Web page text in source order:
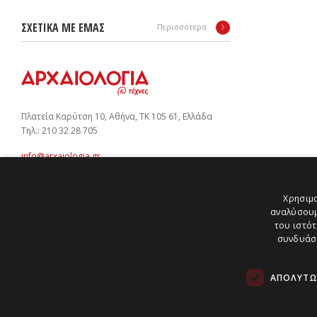
ΣΧΕΤΙΚΑ ΜΕ ΕΜΑΣ Περισσότερα
Πλατεία Καρύτση 10, Αθήνα, ΤΚ 105 61, Ελλάδα
Tηλ.: 210 32 28 705
info@arxaiologia.gr
του